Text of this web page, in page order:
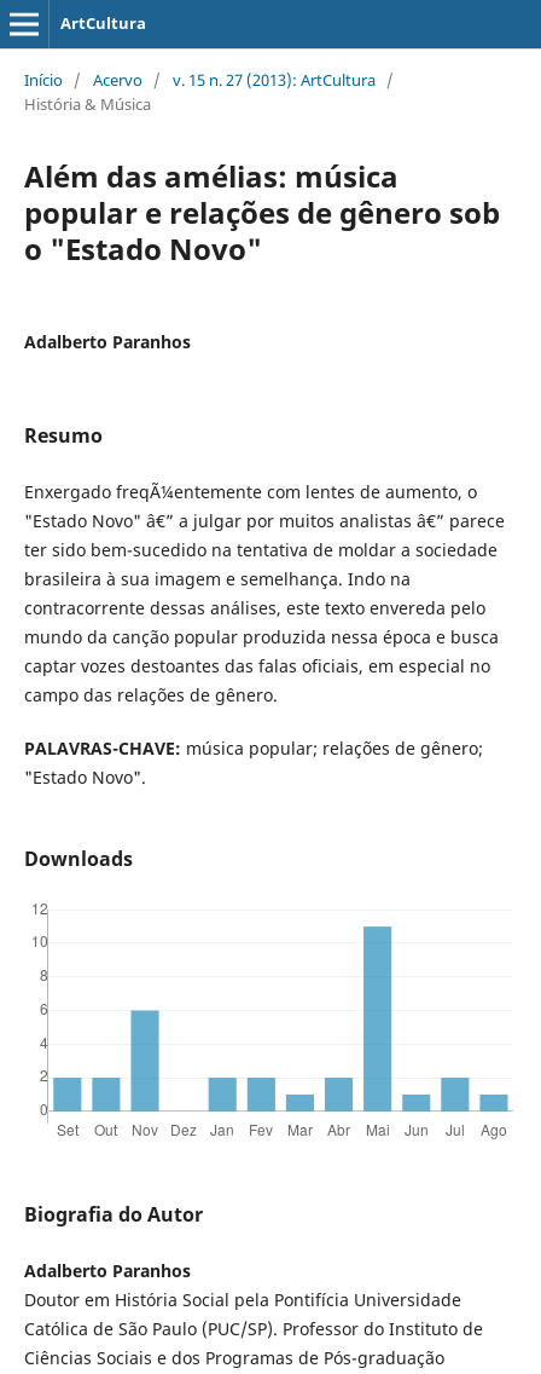
ArtCultura
Início / Acervo / v. 15 n. 27 (2013): ArtCultura /
História & Música
Além das amélias: música
popular e relações de gênero sob
o "Estado Novo"
Adalberto Paranhos
Resumo
Enxergado freqÃ¼entemente com lentes de aumento, o
"Estado Novo" â€” a julgar por muitos analistas â€” parece
ter sido bem-sucedido na tentativa de moldar a sociedade
brasileira à sua imagem e semelhança. Indo na
contracorrente dessas análises, este texto envereda pelo
mundo da canção popular produzida nessa época e busca
captar vozes destoantes das falas oficiais, em especial no
campo das relações de gênero.
PALAVRAS-CHAVE: música popular; relações de gênero;
"Estado Novo".
Downloads
Biografia do Autor
Adalberto Paranhos
Doutor em História Social pela Pontifícia Universidade
Católica de São Paulo (PUC/SP). Professor do Instituto de
Ciências Sociais e dos Programas de Pós-graduação